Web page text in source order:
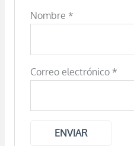
Nombre *
Correo electrónico *